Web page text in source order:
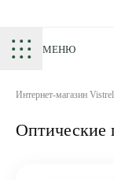
МЕНЮ
Интернет-магазин Vistrel
Оптические